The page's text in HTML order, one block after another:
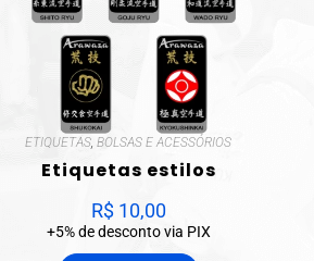
ETIQUETAS,BOLSAS E ACESSÓRIOS
Etiquetas estilos
R$10,00
+5% de desconto via PIX